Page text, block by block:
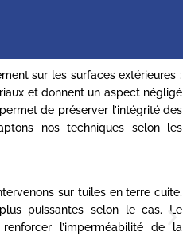
sur les surfaces extérieures :
et donnent un aspect négligé
de préserver l’intégrité des
nos techniques selon les
sur tuiles en terre cuite,
puissantes selon le cas. Le
l’imperméabilité de la